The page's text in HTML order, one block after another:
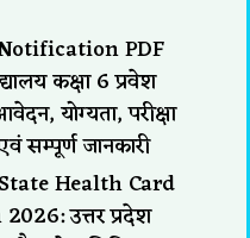
PDF
कक्षा 6 प्रवेश
योग्यता, परीक्षा
सम्पूर्ण जानकारी
Health Card
उत्तर प्रदेश